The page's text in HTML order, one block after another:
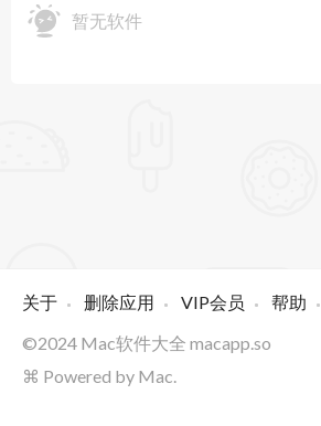
暂无软件
关于 删除应用 VIP会员 帮助
©2024 Mac软件大全 macapp.so
⌘ Powered by Mac.